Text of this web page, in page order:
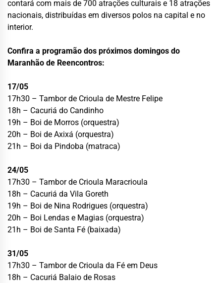
contará com mais de 700 atrações culturais e 18 atrações
nacionais, distribuídas em diversos polos na capital e no
interior.
Confira a programão dos próximos domingos do
Maranhão de Reencontros:
17/05
17h30 – Tambor de Crioula de Mestre Felipe
18h – Cacuriá do Candinho
19h – Boi de Morros (orquestra)
20h – Boi de Axixá (orquestra)
21h – Boi da Pindoba (matraca)
24/05
17h30 – Tambor de Crioula Maracrioula
18h – Cacuriá da Vila Goreth
19h – Boi de Nina Rodrigues (orquestra)
20h – Boi Lendas e Magias (orquestra)
21h – Boi de Santa Fé (baixada)
31/05
17h30 – Tambor de Crioula da Fé em Deus
18h – Cacuriá Balaio de Rosas